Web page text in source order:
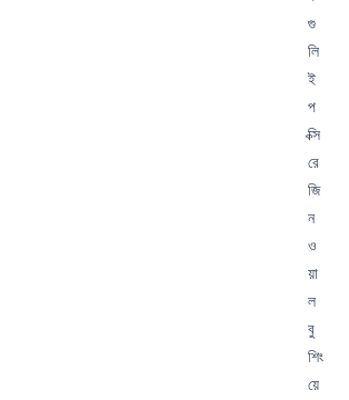
গু
লি
ই
প
ক্সি
রে
জি
ন
ও
য়া
ল
বু
শিং
য়ে